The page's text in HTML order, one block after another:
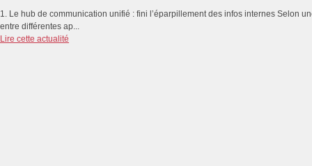
1. Le hub de communication unifié : fini l’éparpillement des infos internes Selon
entre différentes ap...
Lire cette actualité